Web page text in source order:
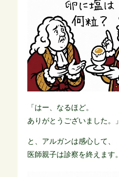
「はー、なるほど。
ありがとうございました。」
と、アルガンは感心して、
医師親子は診察を終えます。